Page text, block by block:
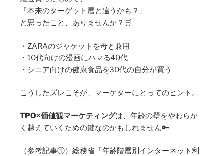
「本来のターゲット層と違うかも？」
と思ったこと、ありませんか？🛒
・ZARAのジャケットを母と兼用
・10代向けの漫画にハマる40代
・シニア向けの健康食品を30代の自分が買う
こうしたズレこそが、マーケターにとってのヒント。
TPO×価値観マーケティングは、年齢の壁をやわらか
く越えていくための鍵なのかもしれません🔑
（参考記事①） 総務省「年齢階層別インターネット利